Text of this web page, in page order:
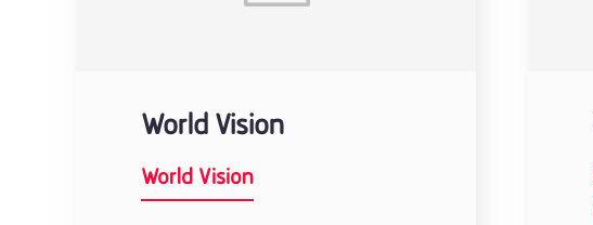
World Vision
World Vision